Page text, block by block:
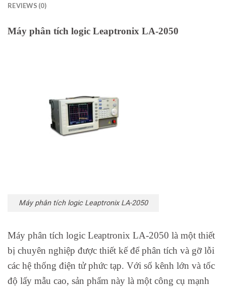
REVIEWS (0)
Máy phân tích logic Leaptronix LA-2050
Máy phân tích logic Leaptronix LA-2050
Máy phân tích logic Leaptronix LA-2050 là một thiết
bị chuyên nghiệp được thiết kế để phân tích và gỡ lỗi
các hệ thống điện tử phức tạp. Với số kênh lớn và tốc
độ lấy mẫu cao, sản phẩm này là một công cụ mạnh